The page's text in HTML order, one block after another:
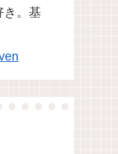
き。基